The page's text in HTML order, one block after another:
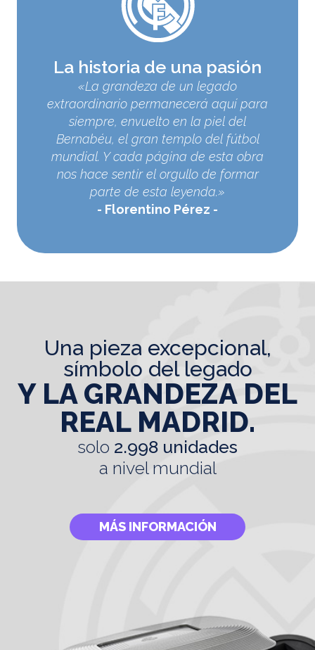
La historia de una pasión
«La grandeza de un legado
extraordinario permanecerá aquí para
siempre, envuelto en la piel del
Bernabéu, el gran templo del fútbol
mundial. Y cada página de esta obra
nos hace sentir el orgullo de formar
parte de esta leyenda.»
Florentino Pérez
una pieza excepcional,
símbolo del legado
Y LA GRANDEZA DEL
REAL MADRID.
solo 2.998 unidades
a nivel mundial
MÁS INFORMACIÓN